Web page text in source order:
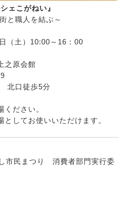
ェこがねい』
と職人を結ぶ～
土）10:00～16：00
原会館
北口徒歩5分
ださい。
してお使いいただけます。
市民まつり 消費者部門実行委